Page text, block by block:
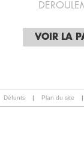
VOIR LA
Défunts | Plan du site |